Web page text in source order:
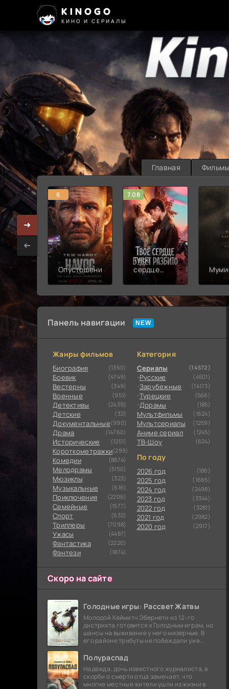
KINOGO
КИНО И СЕРИАЛЫ
Главная Фильмы
6
Опустошение
7.08
Твоё
сердце
Панель навигации
Жанры фильмов
Биография (1360)
Боевик (4749)
Вестерны (349)
Военные (951)
Детективы (2439)
Детские (32)
Документальные(990)
Драма (14760)
Исторические (1251)
Короткометражки(299)
Комедии (8874)
Мелодрамы (5150)
Мюзиклы (323)
Музыкальные (616)
Приключения (2206)
Семейные (1577)
Cпорт (632)
Триллеры (7098)
Ужасы (4487)
Фантастика (2220)
Фэнтези (1874)
Категория
Сериалы (14572)
Русские (4501)
Зарубежные (14173)
Турецкие (566)
Дорамы (185)
Мультфильмы (1624)
Мультсериалы (1259)
Аниме сериал (1245)
ТВ-Шоу (624)
По году
2026 год (186)
2025 год (1665)
2024 год (2498)
2023 год (3344)
2022 год (3281)
2021 год (2982)
2020 год (2917)
Скоро на сайте
Голодные игры: Рассвет Жатвы
Молодой Хеймитч Эбернети из 12-го
дистрикта готовится к Голодным играм, но
шансы на выживание у него мизерные. В
его районе трибуты не побеждали уже
безнадежности.
Полураспад
Надежда, дочь известного журналиста, в
скорби о смерти отца замечает, что
многие местные жители ушли из жизни в